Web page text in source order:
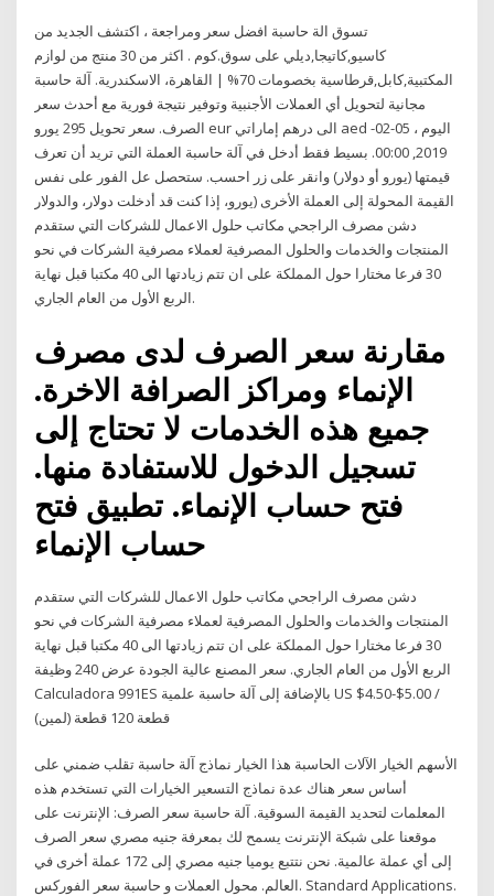
تسوق الة حاسبة افضل سعر ومراجعة ، اكتشف الجديد من
كاسيو,كاتيجا,ديلي على سوق.كوم . اكثر من 30 منتج من لوازم
المكتبية,كابل,قرطاسية بخصومات 70% | القاهرة، الاسكندرية. آلة حاسبة
مجانية لتحويل أي العملات الأجنبية وتوفير نتيجة فورية مع أحدث سعر
الصرف. سعر تحويل 295 يورو eur الى درهم إماراتي aed اليوم ، 05-02-
2019, 00:00. بسيط فقط أدخل في آلة حاسبة العملة التي تريد أن تعرف
قيمتها (يورو أو دولار) وانقر على زر احسب. ستحصل عل الفور على نفس
القيمة المحولة إلى العملة الأخرى (يورو، إذا كنت قد أدخلت دولار، والدولار
دشن مصرف الراجحي مكاتب حلول الاعمال للشركات التي ستقدم
المنتجات والخدمات والحلول المصرفية لعملاء مصرفية الشركات في نحو
30 فرعا مختارا حول المملكة على ان تتم زيادتها الى 40 مكتبا قبل نهاية
الربع الأول من العام الجاري.
مقارنة سعر الصرف لدى مصرف
الإنماء ومراكز الصرافة الاخرة.
جميع هذه الخدمات لا تحتاج إلى
تسجيل الدخول للاستفادة منها.
فتح حساب الإنماء. تطبيق فتح
دشن مصرف الراجحي مكاتب حلول الاعمال للشركات التي ستقدم
المنتجات والخدمات والحلول المصرفية لعملاء مصرفية الشركات في نحو
30 فرعا مختارا حول المملكة على ان تتم زيادتها الى 40 مكتبا قبل نهاية
الربع الأول من العام الجاري. سعر المصنع عالية الجودة عرض 240 وظيفة
Calculadora 991ES بالإضافة إلى آلة حاسبة علمية US $4.50-$5.00 /
قطعة 120 قطعة (لمين)
الأسهم الخيار الآلات الحاسبة هذا الخيار نماذج آلة حاسبة تقلب ضمني على
أساس سعر هناك عدة نماذج التسعير الخيارات التي تستخدم هذه
المعلمات لتحديد القيمة السوقية. آلة حاسبة سعر الصرف: الإنترنت على
موقعنا على شبكة الإنترنت يسمح لك بمعرفة جنيه مصري سعر الصرف
إلى أي عملة عالمية. نحن نتتبع يوميا جنيه مصري إلى 172 عملة أخرى في
العالم. محول العملات و حاسبة سعر الفوركس. Standard Applications.